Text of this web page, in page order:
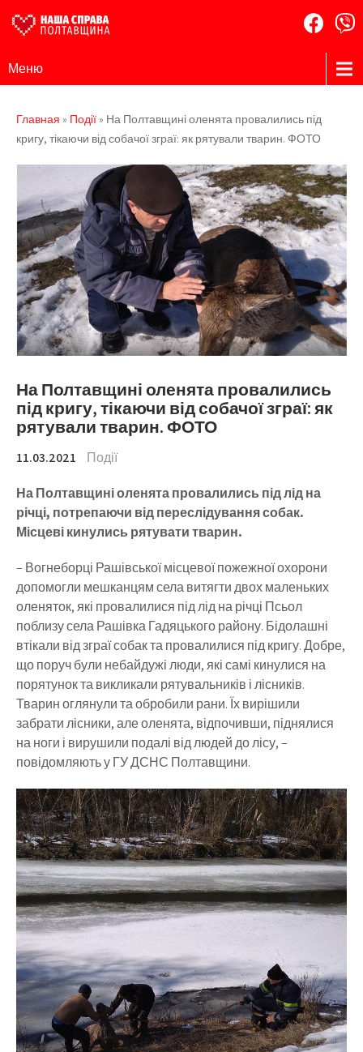
Справа
Полтавщина
організація
Меню
Главная » Події » На Полтавщині оленята провалились під
кригу, тікаючи від собачої зграї: як рятували тварин. ФОТО
На Полтавщині оленята провалились
під кригу, тікаючи від собачої зграї: як
рятували тварин. ФОТО
11.03.2021 Події
На Полтавщині оленята провалились під лід на
річці, потрепаючи від переслідування собак.
Місцеві кинулись рятувати тварин.
– Вогнеборці Рашівської місцевої пожежної охорони
допомогли мешканцям села витягти двох маленьких
оленяток, які провалилися під лід на річці Псьол
поблизу села Рашівка Гадяцького району. Бідолашні
втікали від зграї собак та провалилися під кригу. Добре,
що поруч були небайдужі люди, які самі кинулися на
порятунок та викликали рятувальників і лісників.
Тварин оглянули та обробили рани. Їх вирішили
забрати лісники, але оленята, відпочивши, піднялися
на ноги і вирушили подалі від людей до лісу, –
повідомляють у ГУ ДСНС Полтавщини.